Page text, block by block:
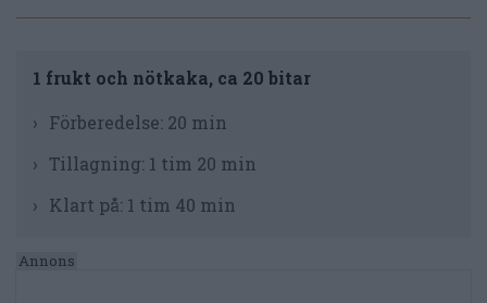
1 frukt och nötkaka, ca 20 bitar
Förberedelse: 20 min
Tillagning: 1 tim 20 min
Klart på: 1 tim 40 min